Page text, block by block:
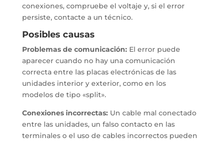
conexiones, compruebe el voltaje y, si el error
persiste, contacte a un técnico.
Posibles causas
Problemas de comunicación: El error puede
aparecer cuando no hay una comunicación
correcta entre las placas electrónicas de las
unidades interior y exterior, como en los
modelos de tipo «split».
Conexiones incorrectas: Un cable mal conectado
entre las unidades, un falso contacto en las
terminales o el uso de cables incorrectos pueden